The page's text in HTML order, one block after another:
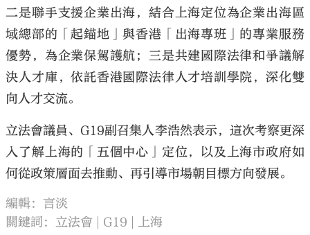
二是聯手支援企業出海，結合上海定位為企業出海區
域總部的「起錨地」與香港「出海專班」的專業服務
優勢，為企業保駕護航；三是共建國際法律和爭議解
決人才庫，依託香港國際法律人才培訓學院，深化雙
向人才交流。
立法會議員、G19副召集人李浩然表示，這次考察更深
入了解上海的「五個中心」定位，以及上海市政府如
何從政策層面去推動、再引導市場朝目標方向發展。
編輯：言淡
關鍵詞： 立法會 G19 上海